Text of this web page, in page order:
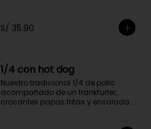
S/ 35.90
1/4 con hot dog
Nuestro tradicional 1/4 de pollo
acompañado de un frankfurter,
crocantes papas fritas y ensalada